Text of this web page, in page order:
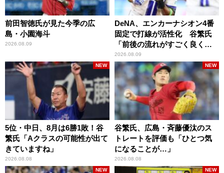
前田智徳氏が見た今季の広
島・小園海斗
2026.08.09
DeNA、エンカーナシオン4番
固定で打線が活性化 谷繁氏
「前後の流れがすごく良くな
りましたね」
2026.08.09
5位・中日、8月は6勝1敗！谷
繁氏「Aクラスの可能性が出て
きていますね」
2026.08.08
NEW
谷繁氏、広島・斉藤優汰のス
トレートを評価も「ひとつ気
になることが…」
2026.08.08
NEW
NEW NEW